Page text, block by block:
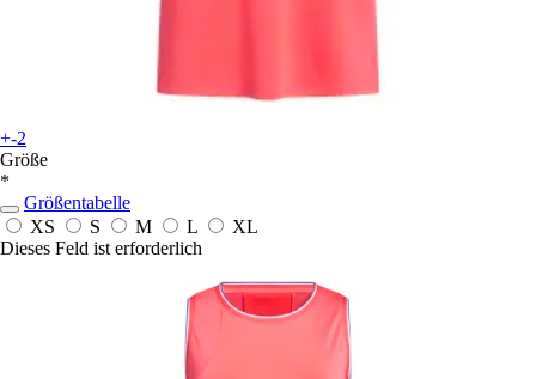
+-2
Größe
*
Größentabelle
XS
S M L
XL
Dieses Feld ist erforderlich